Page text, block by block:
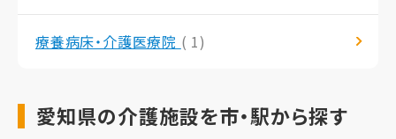
療養病床・介護医療院 ( 1)
愛知県の介護施設を市・駅から探す